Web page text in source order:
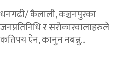
धनगढी/ कैलाली, कञ्चनपुरका
जनप्रतिनिधि र सरोकारवालाहरुले
कतिपय ऐन, कानुन नबन्नु...